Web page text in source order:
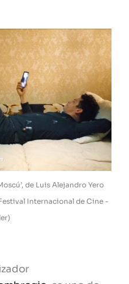
de Luis Alejandro Yero
Internacional de Cine -